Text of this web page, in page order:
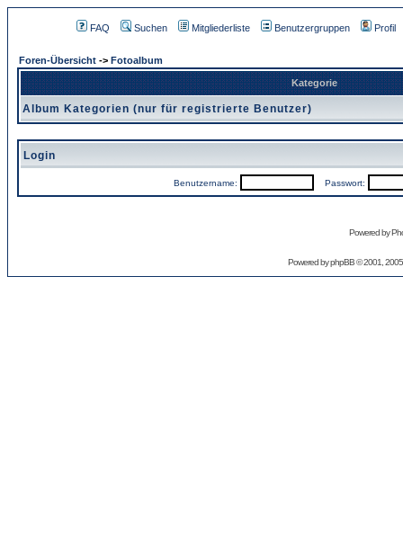
FAQ Suchen Mitgliederliste Benutzergruppen Profil
Foren-Übersicht -> Fotoalbum
Kategorie
Album Kategorien (nur für registrierte Benutzer)
Login
Benutzername: Passwort:
Powered by
Powered byphpBB© 2001,